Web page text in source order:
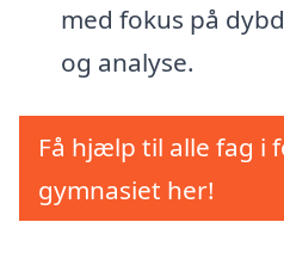
med fokus på
og analyse.
Få hjælp til alle fag i
gymnasiet her!